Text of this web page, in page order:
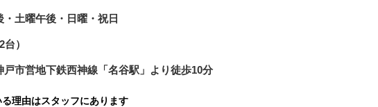
土曜午後・日曜・祝日
）
戸市営地下鉄西神線「名谷駅」より徒歩10分
理由はスタッフにあります